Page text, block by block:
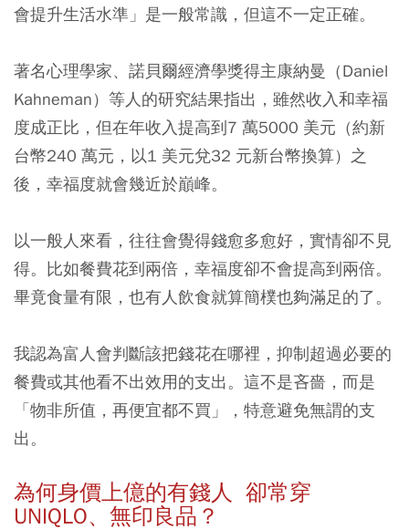
會提升生活水準」是一般常識，但這不一定正確。
著名心理學家、諾貝爾經濟學獎得主康納曼（Daniel
Kahneman）等人的研究結果指出，雖然收入和幸福
度成正比，但在年收入提高到7 萬5000 美元（約新
台幣240 萬元，以1 美元兌32 元新台幣換算）之
後，幸福度就會幾近於巔峰。
以一般人來看，往往會覺得錢愈多愈好，實情卻不見
得。 比如餐費花到兩倍，幸福度卻不會提高到兩倍。
畢竟食量有限，也有人飲食就算簡樸也夠滿足的了。
我認為富人會判斷該把錢花在哪裡，抑制超過必要的
餐費或其他看不出效用的支出。這不是吝嗇，而是
「物非所值，再便宜都不買」，特意避免無謂的支
出。
為何身價上億的有錢人 卻常穿
UNIQLO、無印良品？